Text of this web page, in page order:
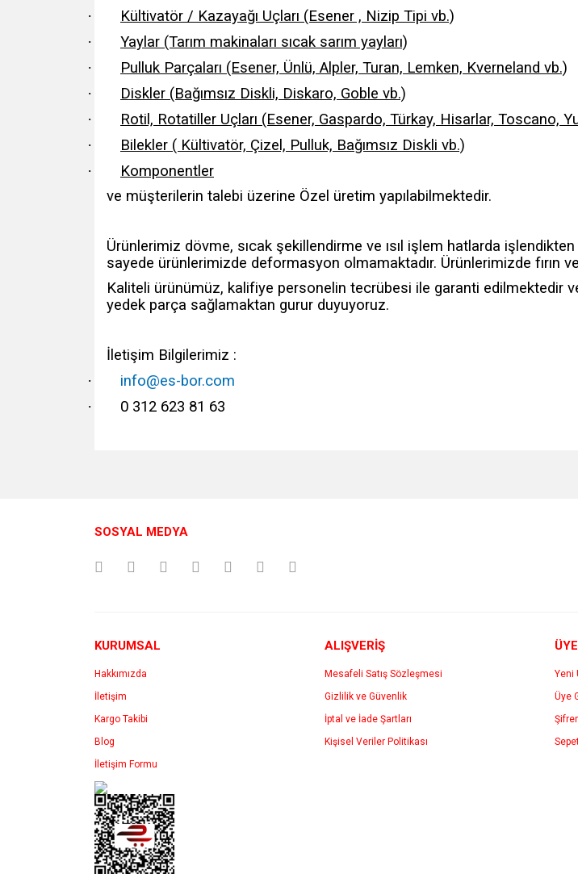
· Kültivatör / Kazayağı Uçları (Esener , Nizip Tipi vb.)
· Yaylar (Tarım makinaları sıcak sarım yayları)
· Pulluk Parçaları (Esener, Ünlü, Alpler, Turan, Lemken, Kverneland vb.)
· Diskler (Bağımsız Diskli, Diskaro, Goble vb.)
· Rotil, Rotatiller Uçları (Esener, Gaspardo, Türkay, Hisarlar, Toscano,
· Bilekler ( Kültivatör, Çizel, Pulluk, Bağımsız Diskli vb.)
·
Komponentler
ve müşterilerin talebi üzerine Özel üretim yapılabilmektedir.
Ürünlerimiz dövme, sıcak şekillendirme ve ısıl işlem hatlarda
sayede ürünlerimizde deformasyon olmamaktadır. Ürünlerimizde fırın
Kaliteli ürünümüz, kalifiye personelin tecrübesi ile garanti edilmektedir
yedek parça sağlamaktan gurur duyuyoruz.
İletişim Bilgilerimiz :
· info@es-bor.com
· 0 312 623 81 63
Ürün açıklamasında eksik bilgiler bulunuyor.
SOSYAL MEDYA
KURUMSAL
Hakkımızda
İletişim
Kargo Takibi
Blog
İletişim Formu
ALIŞVERİŞ
Mesafeli Satış Sözleşmesi
Gizlilik ve Güvenlik
İptal ve İade Şartları
Kişisel Veriler Politikası
Yeni
Üye